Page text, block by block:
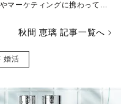
マーケティングに携わってい
こなしなど、ファッションに
います！
instagram.com/eriusa0325/
秋間 恵璃 記事一覧へ
婚活